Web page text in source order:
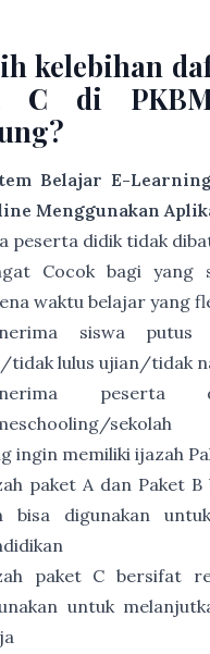
kelebihan
C di
Belajar E-
Menggunakan
peserta didik tidak
Cocok bagi yang
waktu belajar yang
siswa putus
tidak lulus ujian/tidak
peserta
sekolah
ingin memiliki ijazah
paket A dan Paket
bisa digunakan
paket C bersifat
untuk